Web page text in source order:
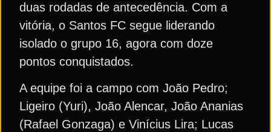
duas rodadas de antecedência. Com a
vitória, o Santos FC segue liderando
isolado o grupo 16, agora com doze
pontos conquistados.
A equipe foi a campo com João Pedro;
Ligeiro (Yuri), João Alencar, João Ananias
(Rafael Gonzaga) e Vinícius Lira; Lucas